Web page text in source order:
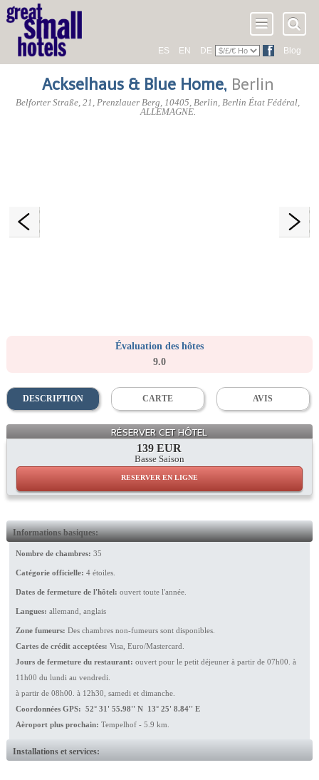
ES EN DE Blog
Ackselhaus & Blue Home, Berlin
Belforter Straße, 21 , Prenzlauer Berg,10405, Berlin,Berlin État Fédéral,
ALLEMAGNE.
Évaluation des hôtes
9.0
DESCRIPTION CARTE AVIS
RÉSERVER CET HÔTEL
139 EUR
Basse Saison
RESERVER EN LIGNE
Informations basiques:
Nombre de chambres: 35
Catégorie officielle: 4 étoiles.
Dates de fermeture de l'hôtel: ouvert toute l'année.
Langues: allemand, anglais
Zone fumeurs: Des chambres non-fumeurs sont disponibles.
Cartes de crédit acceptées: Visa, Euro/Mastercard.
Jours de fermeture du restaurant: ouvert pour le petit déjeuner à partir de 07h00. à
11h00 du lundi au vendredi.
à partir de 08h00. à 12h30, samedi et dimanche.
Coordonnées GPS: 52° 31' 55.98'' N 13° 25' 8.84'' E
Aèroport plus prochain: Tempelhof - 5.9 km.
Installations et services: